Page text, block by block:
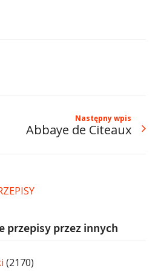
Następny wpis
Abbaye de Citeaux
przepisy przez innych
(2170)